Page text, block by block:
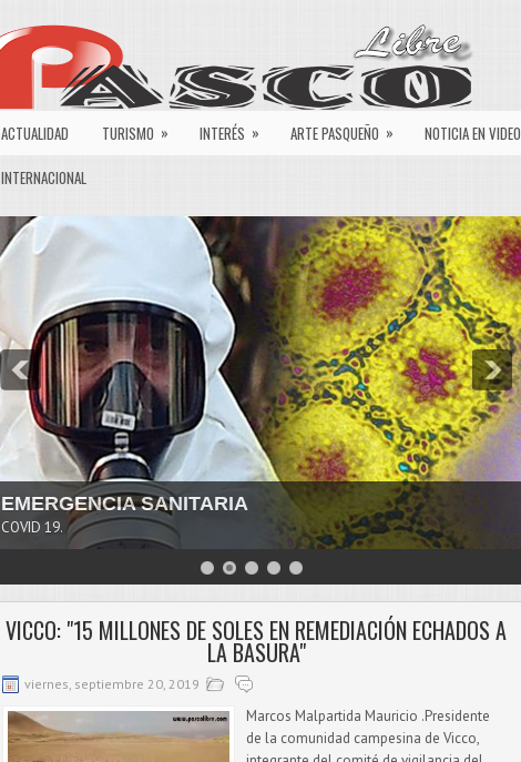
ACTUALIDAD TURISMO » INTERÉS » ARTE PASQUEÑO » NOTICIA EN VIDEO
INTERNACIONAL
EMERGENCIA SANITARIA
COVID 19.
VICCO: "15 MILLONES DE SOLES EN REMEDIACIÓN ECHADOS A
LA BASURA"
viernes, septiembre 20, 2019
Marcos Malpartida Mauricio .Presidente
de la comunidad campesina de Vicco,